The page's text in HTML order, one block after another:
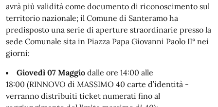
avrà più validità come documento di riconoscimento sul
territorio nazionale; il Comune di Santeramo ha
predisposto una serie di aperture straordinarie presso la
sede Comunale sita in Piazza Papa Giovanni Paolo II° nei
giorni:
Giovedì 07 Maggio dalle ore 14:00 alle
18:00 (RINNOVO di MASSIMO 40 carte d’identità -
verranno distribuiti ticket numerati fino al